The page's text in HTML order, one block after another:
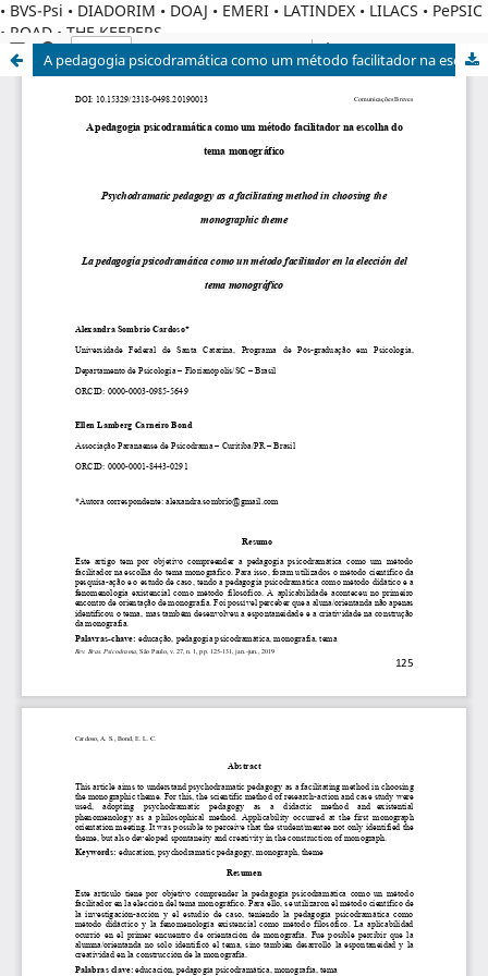
• BVS-Psi • DIADORIM • DOAJ • EMERI • LATINDEX • LILACS • PePSIC
• ROAD • THE KEEPERS
A pedagogia psicodramática como um método facilitador na escolha do tema monográfico